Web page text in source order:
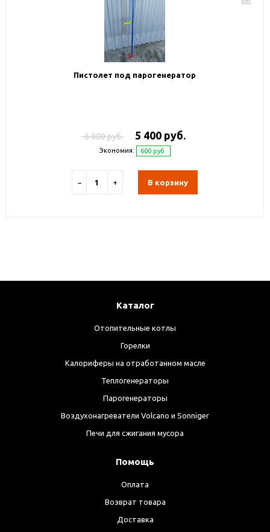
Пистолет под парогенератор
6 000 руб. 5 400 руб.
Экономия: 600 руб.
− + В корзину
Каталог
Отопительные котлы
Горелки
Калориферы на отработанном масле
Теплогенераторы
Парогенераторы
Воздухонагреватели Volcano и Sonniger
Печи для сжигания мусора
Помощь
Оплата
Возврат товара
Доставка